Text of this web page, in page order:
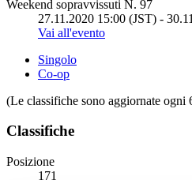
Weekend sopravvissuti N. 97
27.11.2020 15:00 (JST) -
Vai all'evento
Singolo
Co-op
(Le classifiche sono aggiornate ogni
Classifiche
Posizione
171